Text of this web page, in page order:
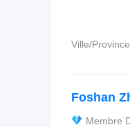
Ville/
Foshan
Membre